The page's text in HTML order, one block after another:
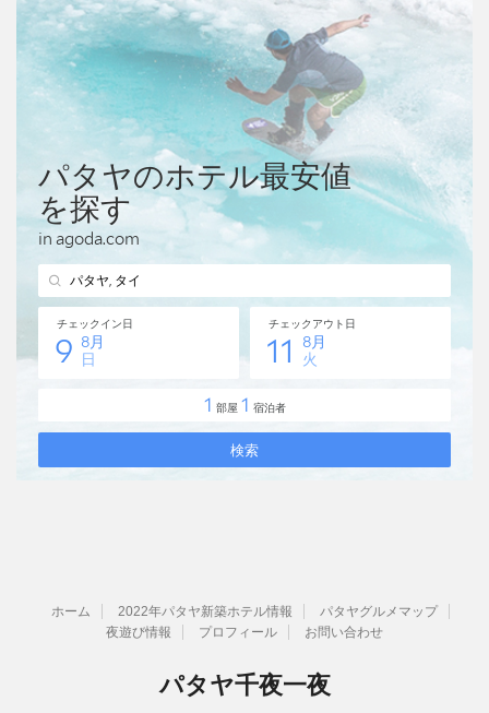
ホーム 2022年パタヤ新築ホテル情報
パタヤグルメマップ
夜遊び情報
プロフィール お問い合わせ
パタヤ千夜一夜